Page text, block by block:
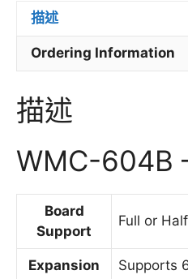
描述
Ordering Information
描述
WMC-604B
Board
Support
Full or
Expansion
Supports